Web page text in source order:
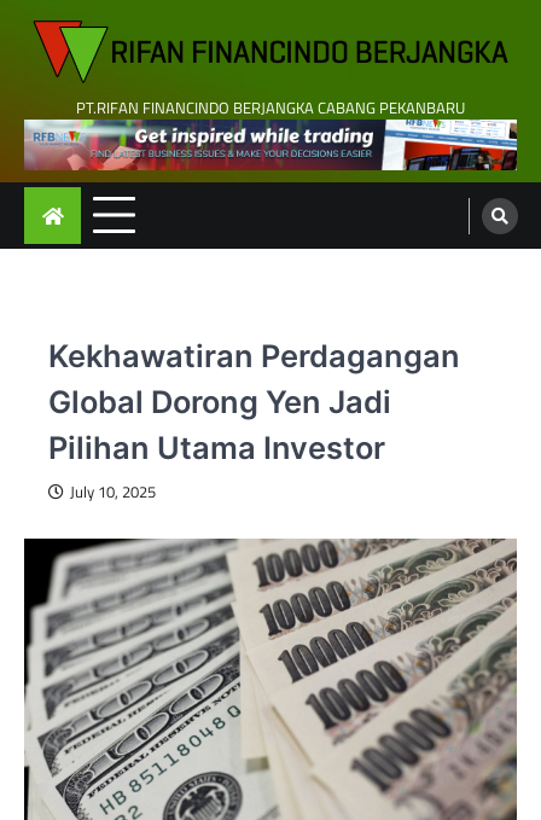
content
PT.RIFAN FINANCINDO BERJANGKA CABANG PEKANBARU
Kekhawatiran Perdagangan
Global Dorong Yen Jadi
Pilihan Utama Investor
July 10, 2025